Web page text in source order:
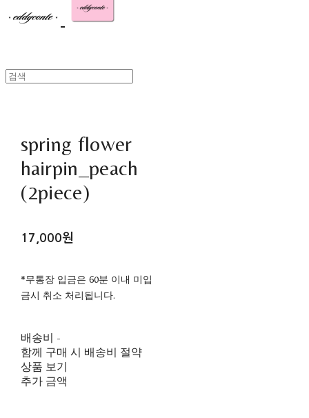
spring flower
hairpin_peach
(2piece)
17,000원
*무통장 입금은 60분 이내 미입
금시 취소 처리됩니다.
배송비 -
함께 구매 시 배송비 절약
상품 보기
추가 금액